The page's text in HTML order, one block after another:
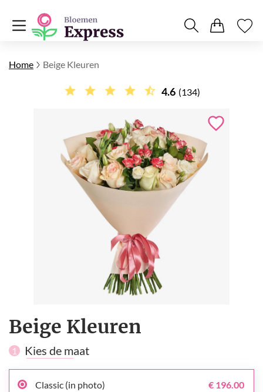
Home Beige Kleuren
4.6 (134)
Beige Kleuren
1 Kies de maat
Classic (in photo) € 196.00